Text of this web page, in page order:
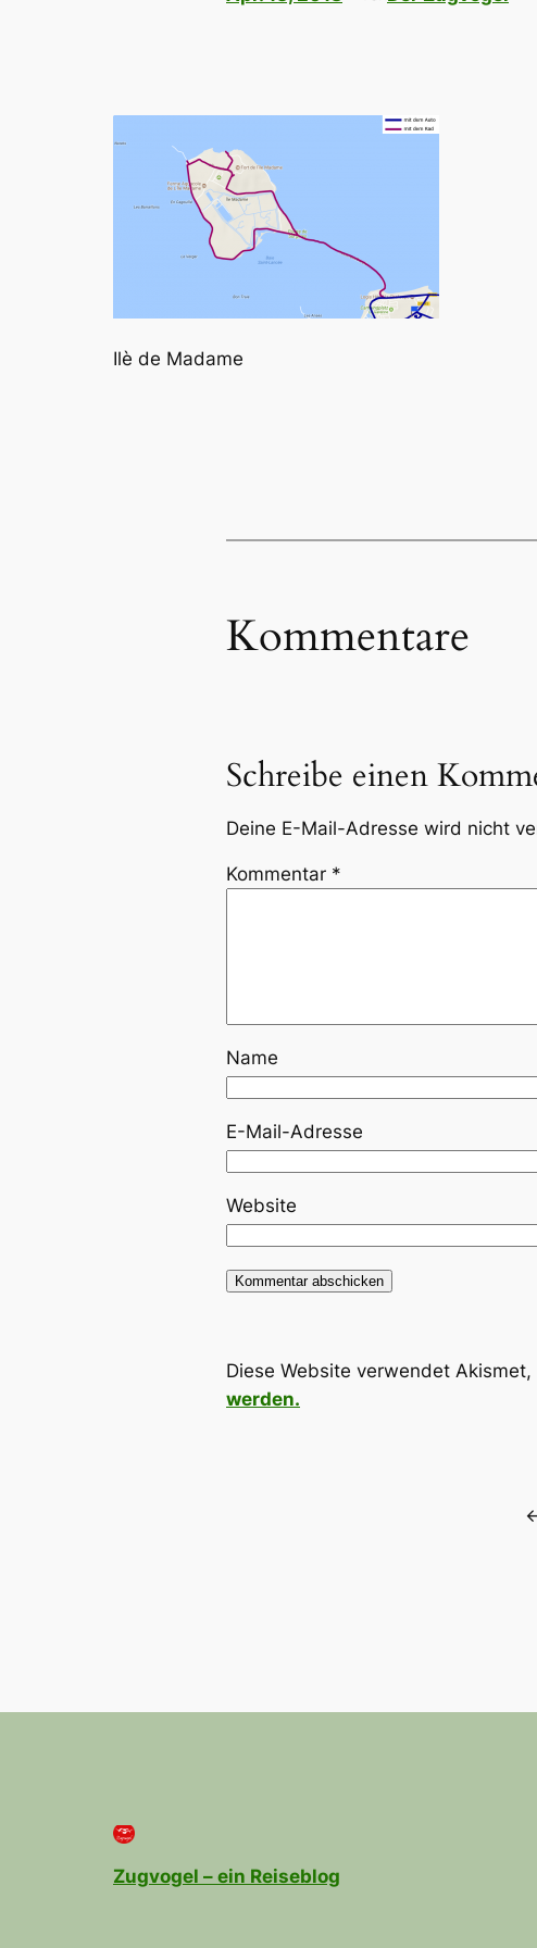
Ilè de Madame
Kommentare
Schreibe einen
Deine E-Mail-Adresse wird nicht
Kommentar *
Name
E-Mail-Adresse
Website
Diese Website verwendet
werden.
Zugvogel – ein Reiseblog